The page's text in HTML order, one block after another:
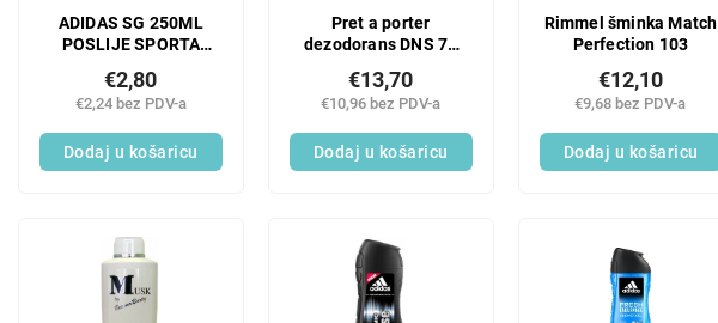
ADIDAS SG 250ML
POSLIJE SPORTA
€2,24 bez PDV-a
€2,80
Dodaj u košaricu
Pret a porter
dezodorans DNS 75
€10,96 bez PDV-a
€13,70
Dodaj u košaricu
Rimmel šminka Match
Perfection 103
€9,68 bez PDV-a
€12,10
Dodaj u košaricu